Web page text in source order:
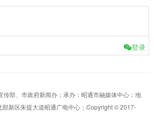
登录
传部、市政府新闻办；承办：昭通市融媒体中心；地
部新区朱提大道昭通广电中心；Copyright © 2017-